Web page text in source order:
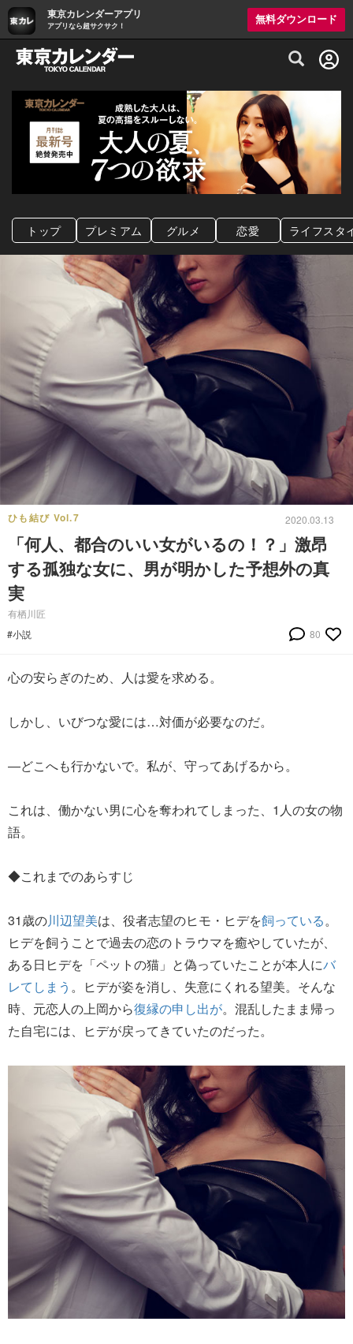
東京カレンダーアプリ
アプリなら超サクサク！
無料ダウンロード
グルメ情報・プレミアムレストラン予約
トップ プレミアム グルメ 恋愛 ライフスタ
ひも結び Vol.7 2020.03.13
「何人、都合のいい女がいるの！？」激昂
する孤独な女に、男が明かした予想外の真
実
有栖川匠
#小説
80
心の安らぎのため、人は愛を求める。
しかし、いびつな愛には…対価が必要なのだ。
―どこへも行かないで。私が、守ってあげるから。
これは、働かない男に心を奪われてしまった、1人の女の物
語。
◆これまでのあらすじ
31歳の川辺望美は、役者志望のヒモ・ヒデを飼っている。
ヒデを飼うことで過去の恋のトラウマを癒やしていたが、
ある日ヒデを「ペットの猫」と偽っていたことが本人にバ
レてしまう 。ヒデが姿を消し、失意にくれる望美。そんな
時、元恋人の上岡から復縁の申し出が。混乱したまま帰っ
た自宅には、ヒデが戻ってきていたのだった。